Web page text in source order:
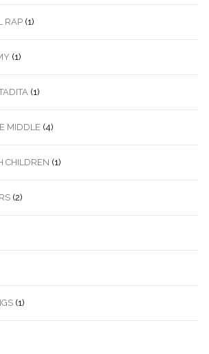
RAP (1)
(1)
(1)
MIDDLE (4)
CHILDREN (1)
(2)
(1)